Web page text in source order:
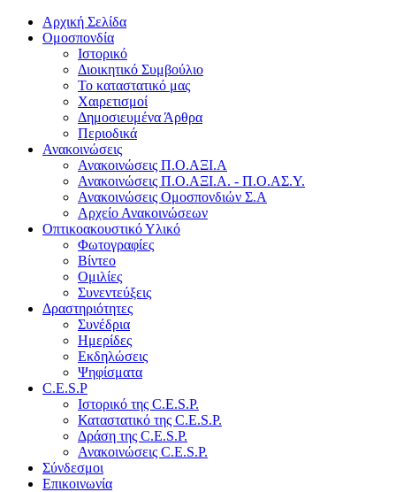
Αρχική Σελίδα
Ομοσπονδία
Ιστορικό
Διοικητικό Συμβούλιο
Το καταστατικό μας
Χαιρετισμοί
Δημοσιευμένα Άρθρα
Περιοδικά
Ανακοινώσεις
Ανακοινώσεις Π.Ο.ΑΞΙ.Α
Ανακοινώσεις Π.Ο.ΑΞΙ.Α. - Π.Ο.ΑΣ.Υ.
Ανακοινώσεις Ομοσπονδιών Σ.Α
Αρχείο Ανακοινώσεων
Οπτικοακουστικό Υλικό
Φωτογραφίες
Βίντεο
Ομιλίες
Συνεντεύξεις
Δραστηριότητες
Συνέδρια
Ημερίδες
Εκδηλώσεις
Ψηφίσματα
C.E.S.P
Ιστορικό της C.E.S.P.
Καταστατικό της C.E.S.P.
Δράση της C.E.S.P.
Ανακοινώσεις C.E.S.P.
Σύνδεσμοι
Επικοινωνία